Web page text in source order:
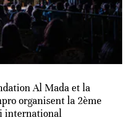
Al Mada et la
organisent la 2ème
international